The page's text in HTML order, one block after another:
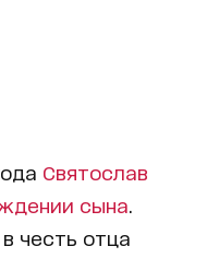
Святослав
сына
честь отца